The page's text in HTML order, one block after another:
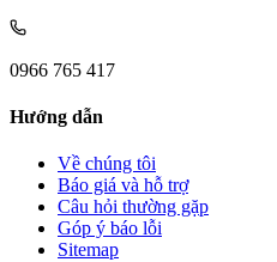
0966 765 417
Hướng dẫn
Về chúng tôi
Báo giá và hỗ trợ
Câu hỏi thường gặp
Góp ý báo lỗi
Sitemap